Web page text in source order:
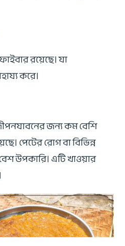
রয়েছে। যা
করে।
জন্য কম বেশি
পেটের রোগ বা বিভিন্ন
উপকারি। এটি খাওয়ার